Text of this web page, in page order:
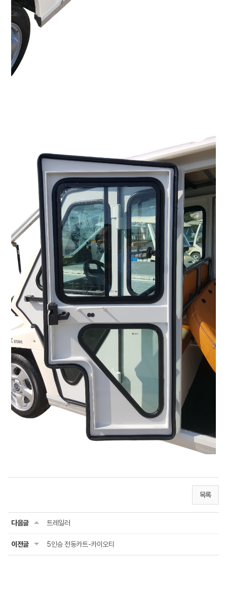
목록
다음글 트레일러
이전글 5인승 전동카트-카이오티